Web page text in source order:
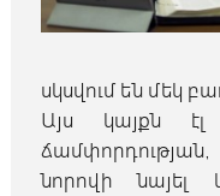
սկսվում են մեկ
Այս կայքն
նորովի նայել